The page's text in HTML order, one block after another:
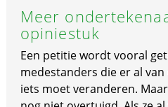
Meer
opiniestuk
Een petitie wordt vooral
medestanders die er al
iets moet veranderen.